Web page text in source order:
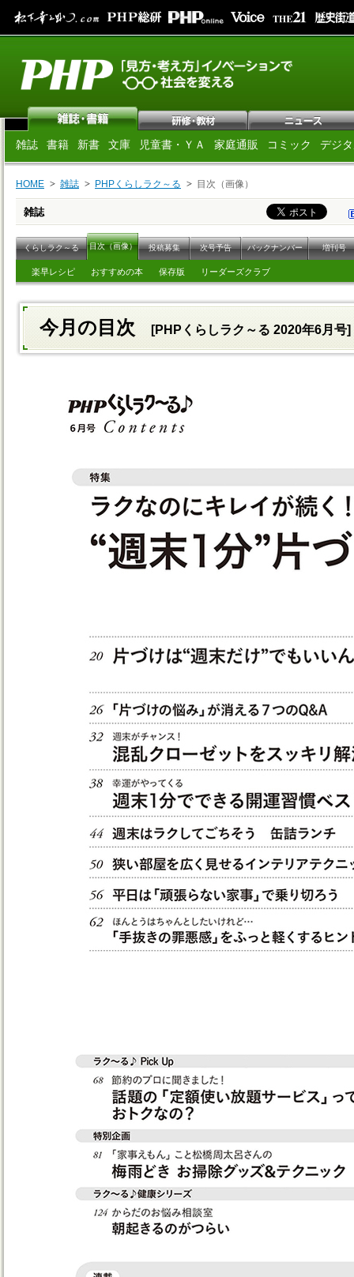
雑誌 書籍 新書 文庫 児童書・ＹＡ 家庭通販 コミック デジ
HOME 雑誌 PHPくらしラク～る 目次（画像）
雑誌
くらしラク～る 目次（画像） 投稿募集 次号予告 バックナンバー 増刊号
楽早レシピ おすすめの本 保存版 リーダーズクラブ
今月の目次 [PHPくらしラク～る 2020年6月号]